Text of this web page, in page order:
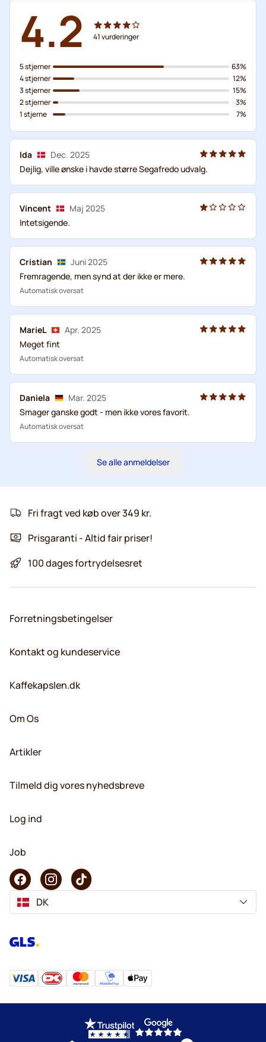
4.2 41vurderinger
5 stjerner
4 stjerner
3 stjerner
2 stjerner
1 stjerne
63%
12%
15%
3%
7%
Ida
Dec. 2025
Dejlig, ville ønske i havde større Segafredo udvalg.
Vincent
Maj 2025
Intetsigende.
Cristian
Juni 2025
Fremragende, men synd at der ikke er mere.
Automatisk oversat
MarieL
Apr. 2025
Meget fint
Automatisk oversat
Daniela
Mar. 2025
Smager ganske godt - men ikke vores favorit.
Automatisk oversat
Se alle anmeldelser
Fri fragt ved køb over 349 kr.
Prisgaranti - Altid fair priser!
100 dages fortrydelsesret
Forretningsbetingelser
Kontakt og kundeservice
Kaffekapslen.dk
Om Os
Artikler
Tilmeld dig vores nyhedsbreve
Log ind
Job
DK